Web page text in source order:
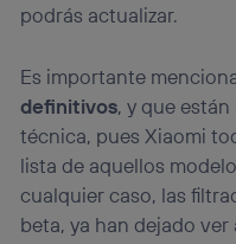
podrás actualizar.
Es importante
definitivos, y que
técnica, pues Xiaomi
lista de aquellos
cualquier caso, las
beta, ya han dejado